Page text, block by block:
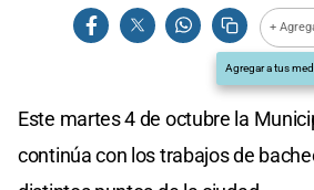
+
Agregar a tus
Este martes 4 de octubre la
continúa con los trabajos de